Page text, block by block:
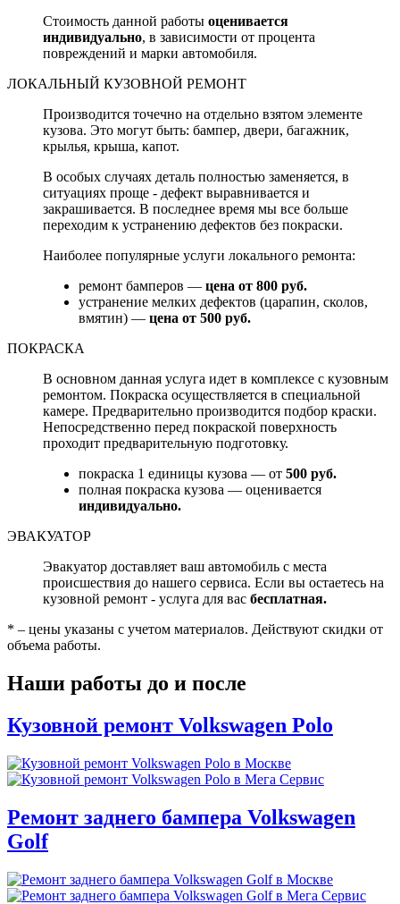
Стоимость данной работы оценивается
индивидуально, в зависимости от процента
повреждений и марки автомобиля.
ЛОКАЛЬНЫЙ КУЗОВНОЙ РЕМОНТ
Производится точечно на отдельно взятом элементе
кузова. Это могут быть: бампер, двери, багажник,
крылья, крыша, капот.
В особых случаях деталь полностью заменяется, в
ситуациях проще - дефект выравнивается и
закрашивается. В последнее время мы все больше
переходим к устранению дефектов без покраски.
Наиболее популярные услуги локального ремонта:
ремонт бамперов — цена от 800 руб.
устранение мелких дефектов (царапин, сколов,
вмятин) — цена от 500 руб.
ПОКРАСКА
В основном данная услуга идет в комплексе с кузовным
ремонтом. Покраска осуществляется в специальной
камере. Предварительно производится подбор краски.
Непосредственно перед покраской поверхность
проходит предварительную подготовку.
покраска 1 единицы кузова — от 500 руб.
полная покраска кузова — оценивается
индивидуально.
ЭВАКУАТОР
Эвакуатор доставляет ваш автомобиль с места
происшествия до нашего сервиса. Если вы остаетесь на
кузовной ремонт - услуга для вас бесплатная.
* – цены указаны с учетом материалов. Действуют скидки от
объема работы.
Наши работы до и после
Кузовной ремонт Volkswagen Polo
Ремонт заднего бампера Volkswagen
Golf